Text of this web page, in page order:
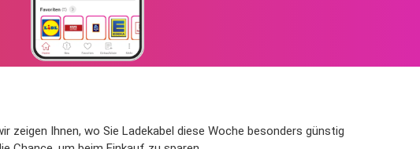
zeigen Ihnen, wo Sie Ladekabel diese Woche besonders günstig